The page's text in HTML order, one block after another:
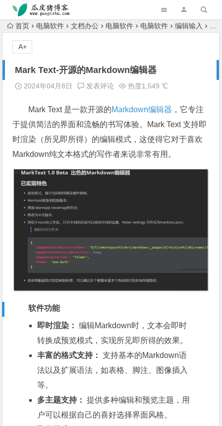
跳转到主内容
首页 电脑软件 文档办公 电脑软件 电脑软件 编辑输入
Mark Text-开源的Markdown编辑器
2024年04月8日 发表评论 热度1,549 ℃
Mark Text 是一款开源的Markdown编辑器 ，它专注
于提供简洁的界面和流畅的书写体验。Mark Text 支持即
时渲染（所见即所得）的编辑模式，这使得它对于喜欢
Markdown纯文本格式的写作者来说非常有用。
软件功能
即时渲染： 编辑Markdown时，文本会即时
转换成预览模式，实现所见即所得的效果。
丰富的格式支持： 支持基本的Markdown语
法以及扩展语法，如表格、脚注、图像插入
等。
多主题支持： 提供多种编辑和预览主题，用
户可以根据自己的喜好选择界面风格。
A+